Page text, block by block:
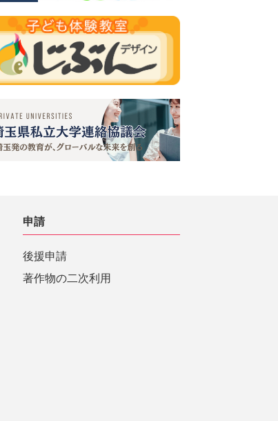
申請
後援申請
著作物の二次利用